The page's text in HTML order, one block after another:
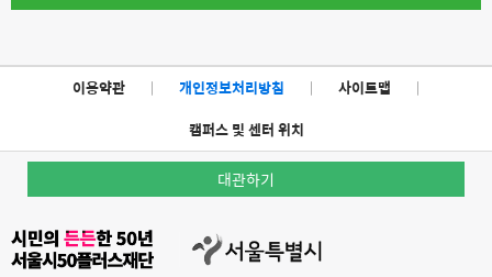
이용약관 | 개인정보처리방침 | 사이트맵
|
캠퍼스 및 센터 위치
대관하기